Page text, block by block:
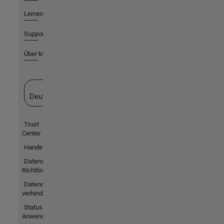
Lernen
Support
Über MathWorks
Deutschland
Trust
Center
Handelsmarken
Datenschutz-
Richtlinien
Datendiebstahl
verhindern
Status von
Anwendungen